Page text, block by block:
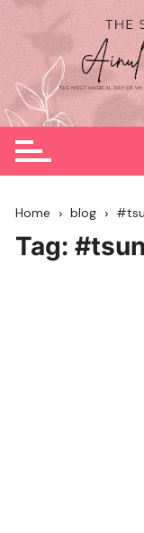
Skip
to
content
Home blog
Tag: